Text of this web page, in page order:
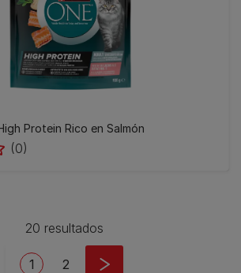
Protein Rico en Salmón
(0)
20 resultados
Current page
1 Page
2